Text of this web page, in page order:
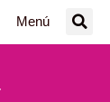
Menú